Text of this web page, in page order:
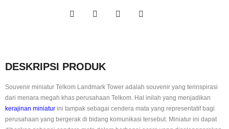
DESKRIPSI PRODUK
Souvenir miniatur Telkom Landmark Tower adalah souvenir yang terinspirasi
dari menara megah khas perusahaan Telkom. Hal inilah yang menjadikan
kerajinan miniatur ini tampak sebagai cendera mata yang representatif bagi
perusahaan yang bergerak di bidang komunikasi tersebut. Miniatur ini dapat